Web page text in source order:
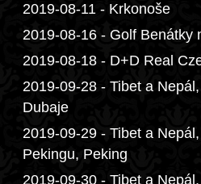
2019-08-11 - Krkonoše
2019-08-16 - Golf Benátky
2019-08-18 - D+D Real
2019-09-28 - Tibet a
Dubaje
2019-09-29 - Tibet a
Pekingu, Peking
2019-09-30 - Tibet a